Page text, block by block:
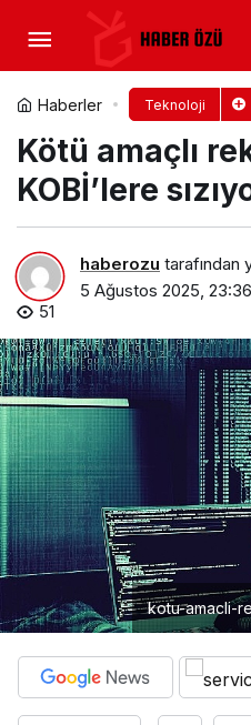
Haberler Teknoloji
Kötü amaçlı
KOBİ’lere
haberozu tarafından
5 Ağustos 2025, 23:36
51
kotu-amacli-
A101’de
Moped ve
Yorum Yap